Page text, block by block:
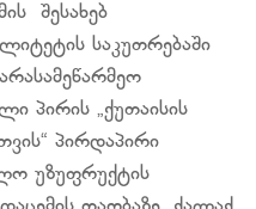
შესახებ
საკუთრებაში
პირის „ქუთაისის
პირდაპირი
უზუფრუქტის